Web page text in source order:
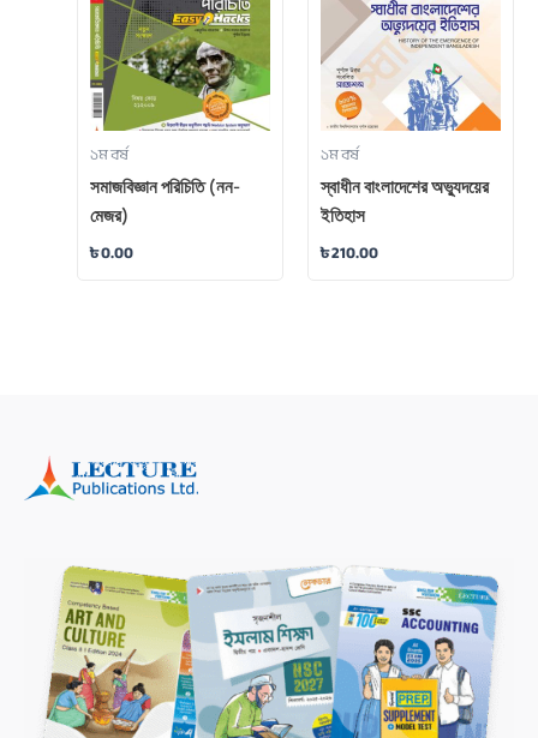
১ম বর্ষ
সমাজবিজ্ঞান পরিচিতি (নন-
মেজর)
৳0.00
১ম বর্ষ
স্বাধীন বাংলাদেশের অভ্যুদয়ের
ইতিহাস
৳210.00